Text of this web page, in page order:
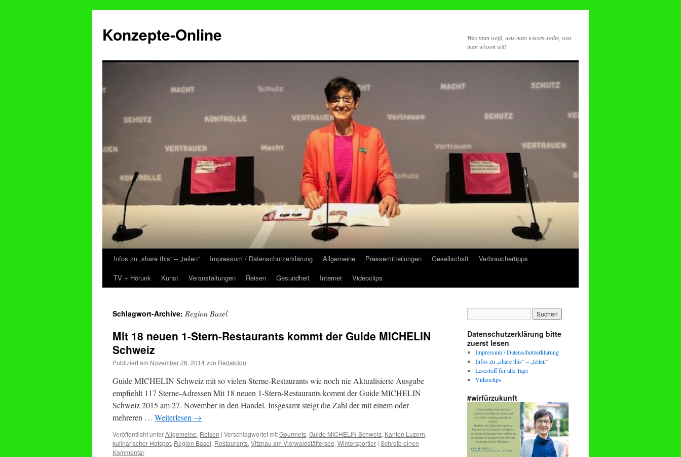
Konzepte-Online
Was man weiß, was man wissen sollte, was
man wissen will
Zum
Inhalt
Infos zu „share this“ – „teilen“ Impressum / Datenschutzerklärung Allgemeine Pressemitteilungen Gesellschaft
Verbrauchertipps
TV + Hörunk
Kunst Veranstaltungen Reisen Gesundheit Internet Videoclips
Schlagwort-Archive: Region Basel
Mit 18 neuen 1-Stern-Restaurants kommt der Guide MICHELIN
Schweiz
Publiziert am November 26, 2014von Redaktion
Guide MICHELIN Schweiz mit so vielen Sterne-Restaurants wie noch nie Aktualisierte Ausgabe
empfiehlt 117 Sterne-Adressen Mit 18 neuen 1-Stern-Restaurants kommt der Guide MICHELIN
Schweiz 2015 am 27. November in den Handel. Insgesamt steigt die Zahl der mit einem oder
mehreren … Weiterlesen →
Veröffentlicht unterAllgemeine, Reisen | Verschlagwortet mitGourmets, Guide MICHELIN Schweiz, Kanton Luzern,
kulinarischer Hotspot, Region Basel, Restaurants, Vitznau am Vierwaldstättersee, Wintersportler | Schreib einen
Kommentar
Datenschutzerklärung bitte
zuerst lesen
Impressum / Datenschutzerklärung
Infos zu „share this“ – „teilen“
Lesestoff für alle Tage
Videoclips
#wirfürzukunft